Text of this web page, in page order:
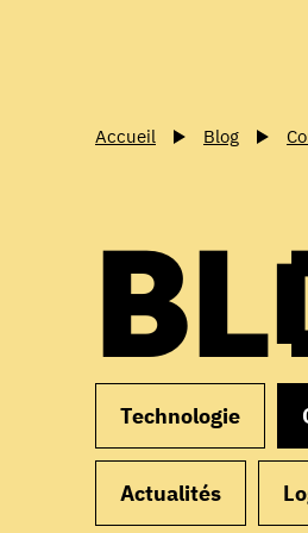
Accueil Blog
Technologie
Actualités